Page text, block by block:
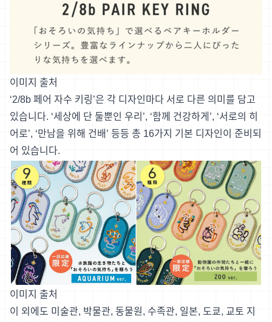
이미지 출처
‘2/8b 페어 자수 키링’은 각 디자인마다 서로 다른 의미를 담고
있습니다. ‘세상에 단 둘뿐인 우리’, ‘함께 건강하게’, ‘서로의 히
어로’, ‘만남을 위해 건배’ 등등 총 16가지 기본 디자인이 준비되
어 있습니다.
이미지 출처
이 외에도 미술관, 박물관, 동물원, 수족관, 일본, 도쿄, 교토 지